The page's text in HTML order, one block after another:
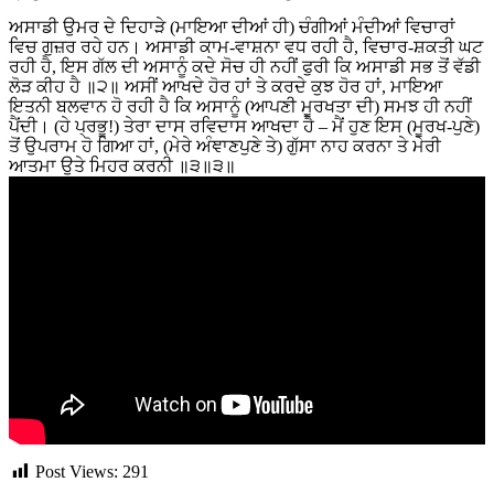
ਅਸਾਡੀ ਉਮਰ ਦੇ ਦਿਹਾੜੇ (ਮਾਇਆ ਦੀਆਂ ਹੀ) ਚੰਗੀਆਂ ਮੰਦੀਆਂ ਵਿਚਾਰਾਂ
ਵਿਚ ਗੁਜ਼ਰ ਰਹੇ ਹਨ। ਅਸਾਡੀ ਕਾਮ-ਵਾਸ਼ਨਾ ਵਧ ਰਹੀ ਹੈ, ਵਿਚਾਰ-ਸ਼ਕਤੀ ਘਟ
ਰਹੀ ਹੈ, ਇਸ ਗੱਲ ਦੀ ਅਸਾਨੂੰ ਕਦੇ ਸੋਚ ਹੀ ਨਹੀਂ ਫੁਰੀ ਕਿ ਅਸਾਡੀ ਸਭ ਤੋਂ ਵੱਡੀ
ਲੋੜ ਕੀਹ ਹੈ ॥੨॥ ਅਸੀਂ ਆਖਦੇ ਹੋਰ ਹਾਂ ਤੇ ਕਰਦੇ ਕੁਝ ਹੋਰ ਹਾਂ, ਮਾਇਆ
ਇਤਨੀ ਬਲਵਾਨ ਹੋ ਰਹੀ ਹੈ ਕਿ ਅਸਾਨੂੰ (ਆਪਣੀ ਮੂਰਖਤਾ ਦੀ) ਸਮਝ ਹੀ ਨਹੀਂ
ਪੈਂਦੀ। (ਹੇ ਪ੍ਰਭੂ!) ਤੇਰਾ ਦਾਸ ਰਵਿਦਾਸ ਆਖਦਾ ਹੈ – ਮੈਂ ਹੁਣ ਇਸ (ਮੂਰਖ-ਪੁਣੇ)
ਤੋਂ ਉਪਰਾਮ ਹੋ ਗਿਆ ਹਾਂ, (ਮੇਰੇ ਅੰਞਾਣਪੁਣੇ ਤੇ) ਗੁੱਸਾ ਨਾਹ ਕਰਨਾ ਤੇ ਮੇਰੀ
ਆਤਮਾ ਉਤੇ ਮਿਹਰ ਕਰਨੀ ॥੩॥੩॥
Post Views: 291